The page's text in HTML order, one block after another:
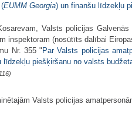
EUMM Georgia) un finanšu līdzekļu
Valsts policijas
inspektoram (nosūtīts dalībai
Nr. 355 " Par Valsts policijas
līdzekļu piešķiršanu no valsts
Valsts policijas